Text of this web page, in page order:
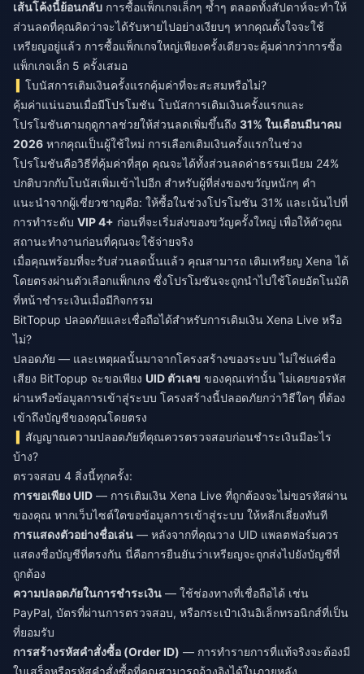
เส้นโค้งนี้ย้อนกลับ การซื้อแพ็กเกจเล็กๆ ซ้ำๆ ตลอดทั้งสัปดาห์จะทำให้
ส่วนลดที่คุณคิดว่าจะได้รับหายไปอย่างเงียบๆ หากคุณตั้งใจจะใช้
เหรียญอยู่แล้ว การซื้อแพ็กเกจใหญ่เพียงครั้งเดียวจะคุ้มค่ากว่าการซื้อ
แพ็กเกจเล็ก 5 ครั้งเสมอ
โบนัสการเติมเงินครั้งแรกคุ้มค่าที่จะสะสมหรือไม่?
คุ้มค่าแน่นอนเมื่อมีโปรโมชัน โบนัสการเติมเงินครั้งแรกและ
โปรโมชันตามฤดูกาลช่วยให้ส่วนลดเพิ่มขึ้นถึง 31% ในเดือนมีนาคม
2026 หากคุณเป็นผู้ใช้ใหม่ การเลือกเติมเงินครั้งแรกในช่วง
โปรโมชันคือวิธีที่คุ้มค่าที่สุด คุณจะได้ทั้งส่วนลดค่าธรรมเนียม 24%
ปกติบวกกับโบนัสเพิ่มเข้าไปอีก สำหรับผู้ที่ส่งของขวัญหนักๆ คำ
แนะนำจากผู้เชี่ยวชาญคือ: ให้ซื้อในช่วงโปรโมชัน 31% และเน้นไปที่
การทำระดับ VIP 4+ ก่อนที่จะเริ่มส่งของขวัญครั้งใหญ่ เพื่อให้ตัวคูณ
สถานะทำงานก่อนที่คุณจะใช้จ่ายจริง
เมื่อคุณพร้อมที่จะรับส่วนลดนั้นแล้ว คุณสามารถ เติมเหรียญ Xena ได้
โดยตรงผ่านตัวเลือกแพ็กเกจ ซึ่งโปรโมชันจะถูกนำไปใช้โดยอัตโนมัติ
ที่หน้าชำระเงินเมื่อมีกิจกรรม
BitTopup ปลอดภัยและเชื่อถือได้สำหรับการเติมเงิน Xena Live หรือ
ไม่?
ปลอดภัย — และเหตุผลนั้นมาจากโครงสร้างของระบบ ไม่ใช่แค่ชื่อ
เสียง BitTopup จะขอเพียง UID ตัวเลข ของคุณเท่านั้น ไม่เคยขอรหัส
ผ่านหรือข้อมูลการเข้าสู่ระบบ โครงสร้างนี้ปลอดภัยกว่าวิธีใดๆ ที่ต้อง
เข้าถึงบัญชีของคุณโดยตรง
สัญญาณความปลอดภัยที่คุณควรตรวจสอบก่อนชำระเงินมีอะไร
บ้าง?
ตรวจสอบ 4 สิ่งนี้ทุกครั้ง:
การขอเพียง UID — การเติมเงิน Xena Live ที่ถูกต้องจะไม่ขอรหัสผ่าน
ของคุณ หากเว็บไซต์ใดขอข้อมูลการเข้าสู่ระบบ ให้หลีกเลี่ยงทันที
การแสดงตัวอย่างชื่อเล่น — หลังจากที่คุณวาง UID แพลตฟอร์มควร
แสดงชื่อบัญชีที่ตรงกัน นี่คือการยืนยันว่าเหรียญจะถูกส่งไปยังบัญชีที่
ถูกต้อง
ความปลอดภัยในการชำระเงิน — ใช้ช่องทางที่เชื่อถือได้ เช่น
PayPal, บัตรที่ผ่านการตรวจสอบ, หรือกระเป๋าเงินอิเล็กทรอนิกส์ที่เป็น
ที่ยอมรับ
การสร้างรหัสคำสั่งซื้อ (Order ID) — การทำรายการที่แท้จริงจะต้องมี
ใบเสร็จหรือรหัสคำสั่งซื้อที่คุณสามารถอ้างอิงได้ในภายหลัง